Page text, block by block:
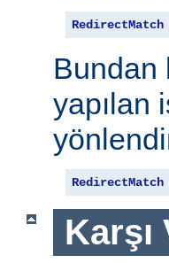
RedirectMatch
Bundan
yapılan
RedirectMatch
Karşı